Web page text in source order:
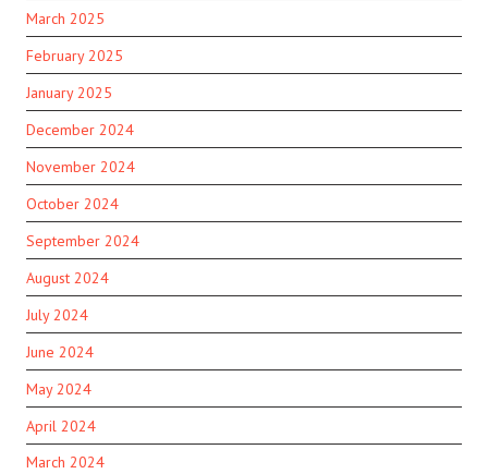
March 2025
February 2025
January 2025
December 2024
November 2024
October 2024
September 2024
August 2024
July 2024
June 2024
May 2024
April 2024
March 2024